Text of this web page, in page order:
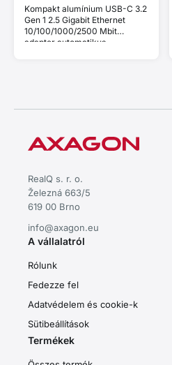
Kompakt alumínium USB-C 3.2
Gen 1 2.5 Gigabit Ethernet
10/100/1000/2500 Mbit
adapter automatikus
RealQ s. r. o.
Železná 663/5
619 00 Brno
info@axagon.eu
A vállalatról
Rólunk
Fedezze fel
Adatvédelem és cookie-k
Sütibeállítások
Termékek